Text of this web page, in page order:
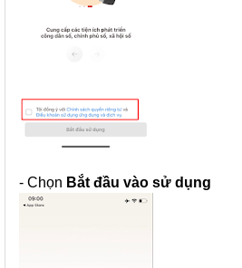
- Chọn Bắt đầu vào sử dụng